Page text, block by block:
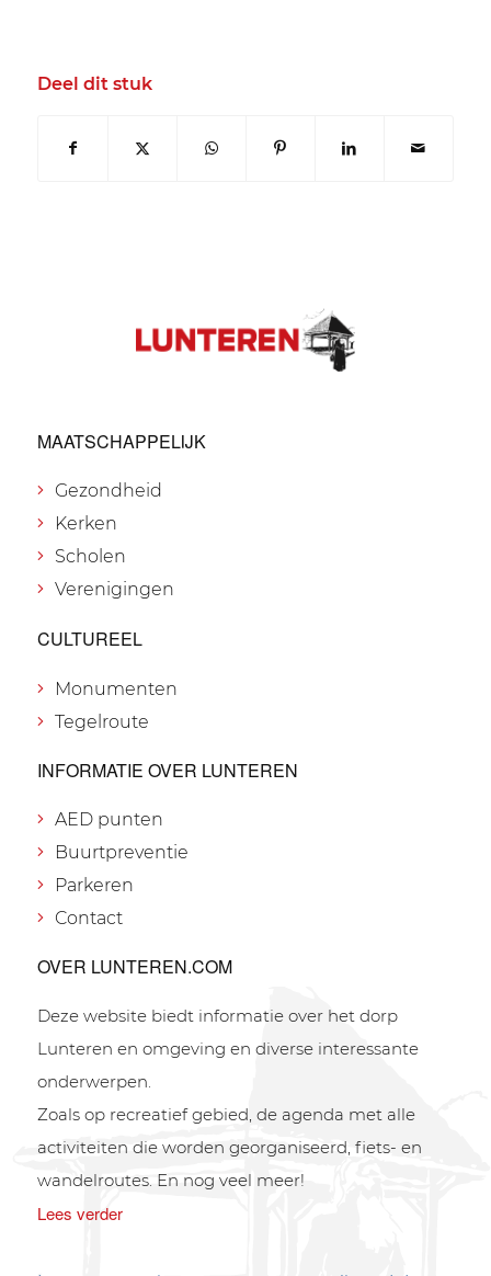
Deel dit stuk
MAATSCHAPPELIJK
Gezondheid
Kerken
Scholen
Verenigingen
CULTUREEL
Monumenten
Tegelroute
INFORMATIE OVER LUNTEREN
AED punten
Buurtpreventie
Parkeren
Contact
OVER LUNTEREN.COM
Deze website biedt informatie over het dorp
Lunteren en omgeving en diverse interessante
onderwerpen.
Zoals op recreatief gebied, de agenda met alle
activiteiten die worden georganiseerd, fiets- en
wandelroutes. En nog veel meer!
Lees verder